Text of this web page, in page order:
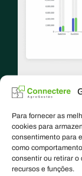
Para fornecer as
cookies para
consentimento para
como
consentir ou retirar o
recursos e funções.
Orçado x
Possibilidade
mensal,
de visualizar o
forma